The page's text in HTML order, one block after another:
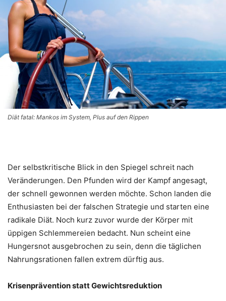
Diät fatal: Mankos im System, Plus auf den Rippen
Der selbstkritische Blick in den Spiegel schreit nach
Veränderungen. Den Pfunden wird der Kampf angesagt,
der schnell gewonnen werden möchte. Schon landen die
Enthusiasten bei der falschen Strategie und starten eine
radikale Diät. Noch kurz zuvor wurde der Körper mit
üppigen Schlemmereien bedacht. Nun scheint eine
Hungersnot ausgebrochen zu sein, denn die täglichen
Nahrungsrationen fallen extrem dürftig aus.
Krisenprävention statt Gewichtsreduktion